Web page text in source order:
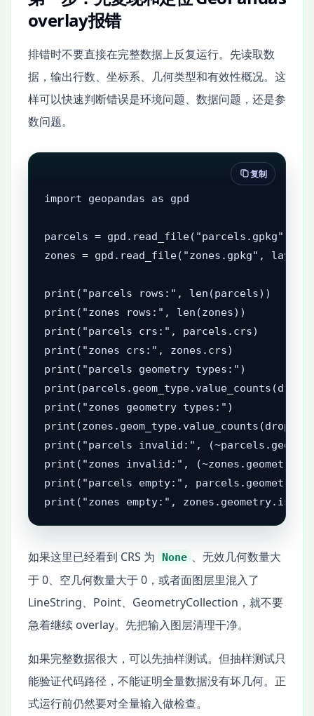
overlay报错
排错时不要直接在完整数据上反复运行。先读取数
据，输出行数、坐标系、几何类型和有效性概况。这
样可以快速判断错误是环境问题、数据问题，还是参
数问题。
import geopandas as gpd
parcels = gpd.read_file("parcels.gpkg",
zones = gpd.read_file("zones.gpkg",
print("parcels rows:", len(parcels))
print("zones rows:", len(zones))
print("parcels crs:", parcels.crs)
print("zones crs:", zones.crs)
print("parcels geometry types:")
print("zones geometry types:")
print("parcels invalid:",
print("zones invalid:",
print("parcels empty:",
print("zones empty:",
复制
如果这里已经看到 CRS 为 None 、无效几何数量大
于 0、空几何数量大于 0，或者面图层里混入了
LineString、Point、GeometryCollection，就不要
急着继续 overlay。先把输入图层清理干净。
如果完整数据很大，可以先抽样测试。但抽样测试只
能验证代码路径，不能证明全量数据没有坏几何。正
式运行前仍然要对全量输入做检查。